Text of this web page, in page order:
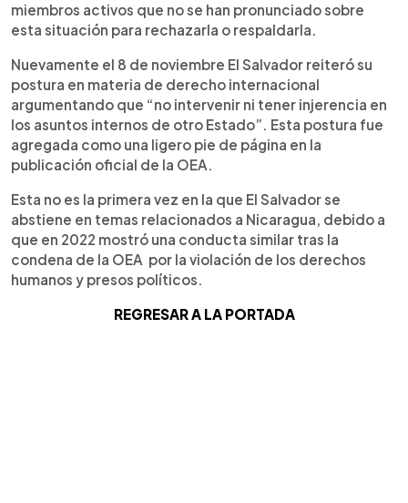
miembros activos que no se han pronunciado sobre
esta situación para rechazarla o respaldarla.
Nuevamente el 8 de noviembre El Salvador reiteró su
postura en materia de derecho internacional
argumentando que “no intervenir ni tener injerencia en
los asuntos internos de otro Estado”. Esta postura fue
agregada como una ligero pie de página en la
publicación oficial de la OEA.
Esta no es la primera vez en la que El Salvador se
abstiene en temas relacionados a Nicaragua, debido a
que en 2022 mostró una conducta similar tras la
condena de la OEA por la violación de los derechos
humanos y presos políticos.
REGRESAR A LA PORTADA